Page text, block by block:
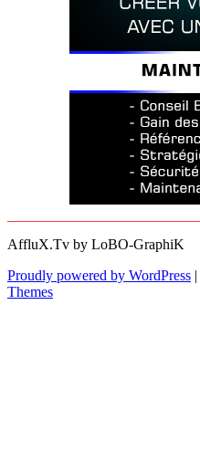
AffluX.Tv by LoBO-GraphiK
Proudly powered by WordPress |
Themes